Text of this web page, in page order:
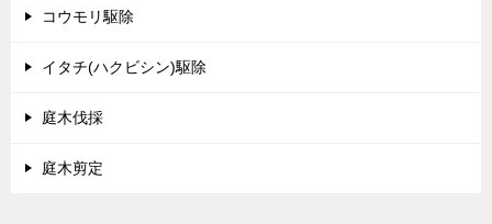
コウモリ駆除
イタチ(ハクビシン)駆除
庭木伐採
庭木剪定